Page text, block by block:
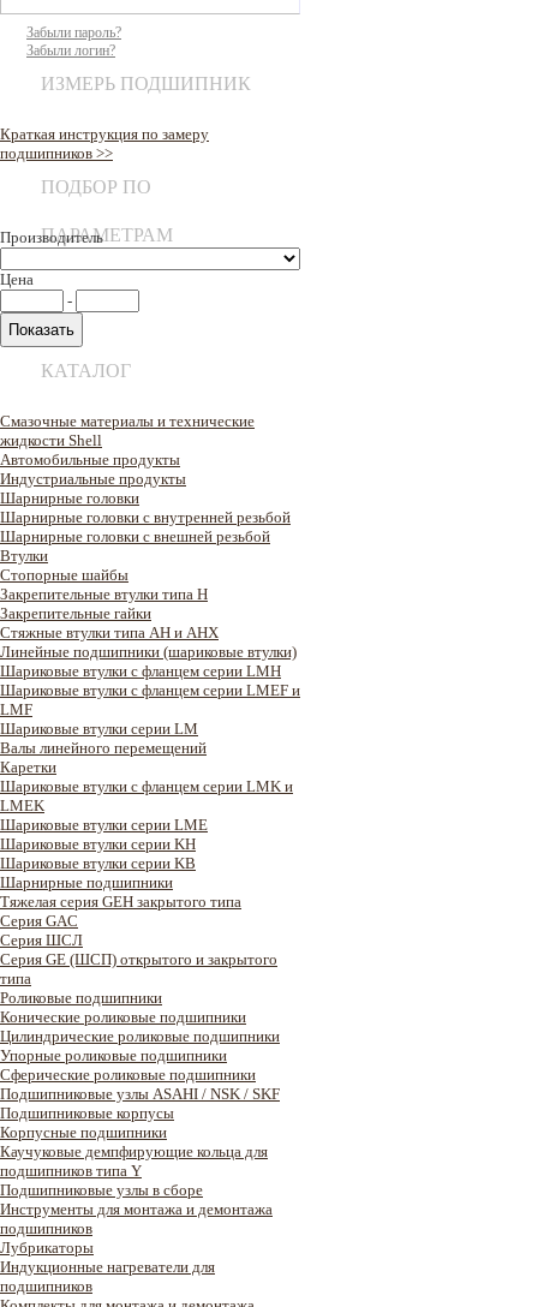
Забыли пароль?
Забыли логин?
ИЗМЕРЬ ПОДШИПНИК
Краткая инструкция по замеру
подшипников >>
ПОДБОР ПО
ПАРАМЕТРАМ
Производитель
Цена
-
КАТАЛОГ
Смазочные материалы и технические
жидкости Shell
Автомобильные продукты
Индустриальные продукты
Шарнирные головки
Шарнирные головки с внутренней резьбой
Шарнирные головки с внешней резьбой
Втулки
Стопорные шайбы
Закрепительные втулки типа H
Закрепительные гайки
Стяжные втулки типа AH и AHX
Линейные подшипники (шариковые втулки)
Шариковые втулки с фланцем серии LMH
Шариковые втулки с фланцем серии LMEF и
LMF
Шариковые втулки серии LM
Валы линейного перемещений
Каретки
Шариковые втулки с фланцем серии LMK и
LMEK
Шариковые втулки серии LME
Шариковые втулки серии KH
Шариковые втулки серии KB
Шарнирные подшипники
Тяжелая серия GEH закрытого типа
Серия GAC
Cерия ШСЛ
Серия GE (ШСП) открытого и закрытого
типа
Роликовые подшипники
Конические роликовые подшипники
Цилиндрические роликовые подшипники
Упорные роликовые подшипники
Сферические роликовые подшипники
Подшипниковые узлы ASAHI / NSK / SKF
Подшипниковые корпусы
Корпусные подшипники
Каучуковые демпфирующие кольца для
подшипников типа Y
Подшипниковые узлы в сборе
Инструменты для монтажа и демонтажа
подшипников
Лубрикаторы
Индукционные нагреватели для
подшипников